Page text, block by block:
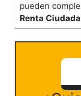
pueden
Renta